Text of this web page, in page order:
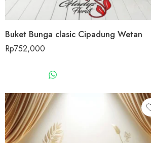
Buket Bunga clasic Cipadung Wetan
Rp752,000